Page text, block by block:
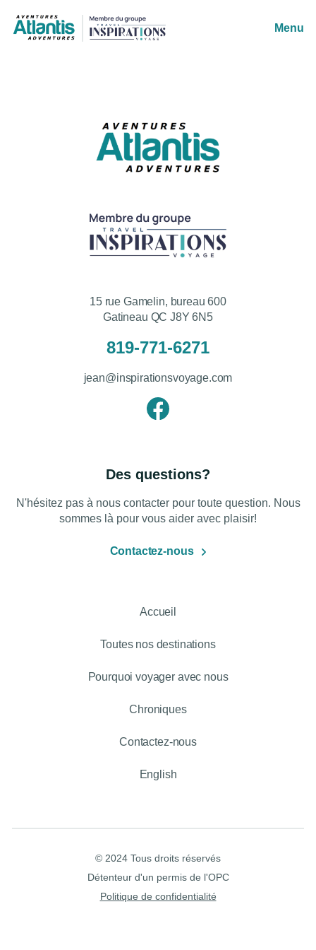
Menu
15 rue Gamelin, bureau 600
Gatineau QC J8Y 6N5
819-771-6271
jean@inspirationsvoyage.com
Des questions?
N'hésitez pas à nous contacter pour toute question. Nous
sommes là pour vous aider avec plaisir!
Contactez-nous
Accueil
Toutes nos destinations
Pourquoi voyager avec nous
Chroniques
Contactez-nous
English
© 2024 Tous droits réservés
Détenteur d'un permis de l'OPC
Politique de confidentialité